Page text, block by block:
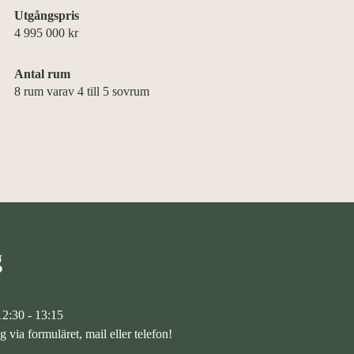
Utgångspris
4 995 000 kr
Antal rum
8 rum varav 4 till 5 sovrum
- 13:15
via formuläret, mail eller telefon!